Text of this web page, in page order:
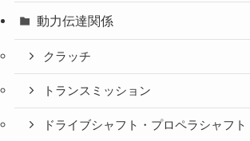
動力伝達関係
クラッチ
トランスミッション
ドライブシャフト・プロペラシャフト